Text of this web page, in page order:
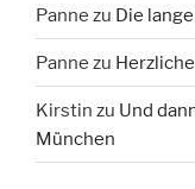
Panne zu Die
Panne zu
Kirstin zu Und
München